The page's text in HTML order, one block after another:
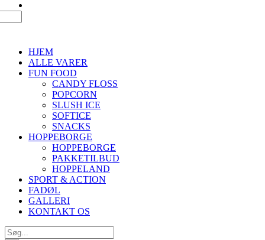
HJEM
ALLE VARER
FUN FOOD
CANDY FLOSS
POPCORN
SLUSH ICE
SOFTICE
SNACKS
HOPPEBORGE
HOPPEBORGE
PAKKETILBUD
HOPPELAND
SPORT & ACTION
FADØL
GALLERI
KONTAKT OS
Søg